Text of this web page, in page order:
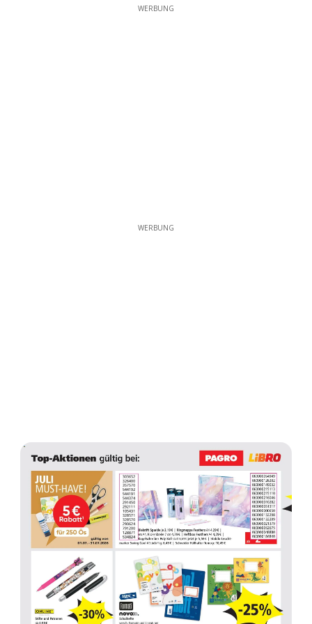
WERBUNG
WERBUNG